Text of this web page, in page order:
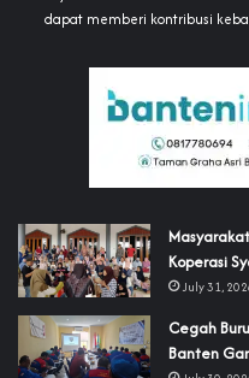
dapat memberi kontribusi
Koperasi
July 31,
Cegah
Banten